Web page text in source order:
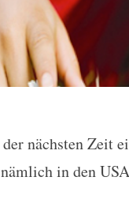
LG G2
nächsten Zeit
in den